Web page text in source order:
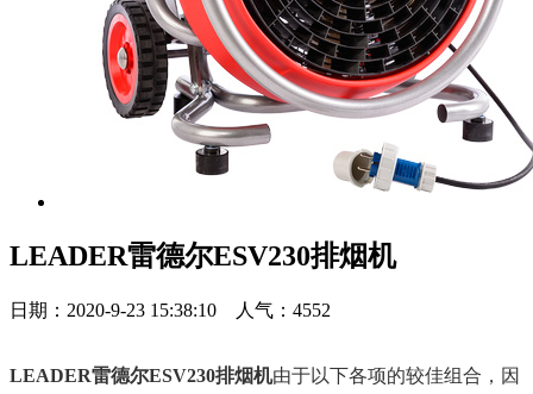
LEADER雷德尔ESV230排烟机
日期：2020-9-23 15:38:10 人气：4552
LEADER雷德尔ESV230排烟机由于以下各项的较佳组合，因